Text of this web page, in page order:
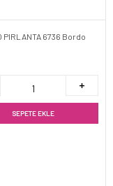
PIRLANTA 6736 Bordo
SEPETE EKLE